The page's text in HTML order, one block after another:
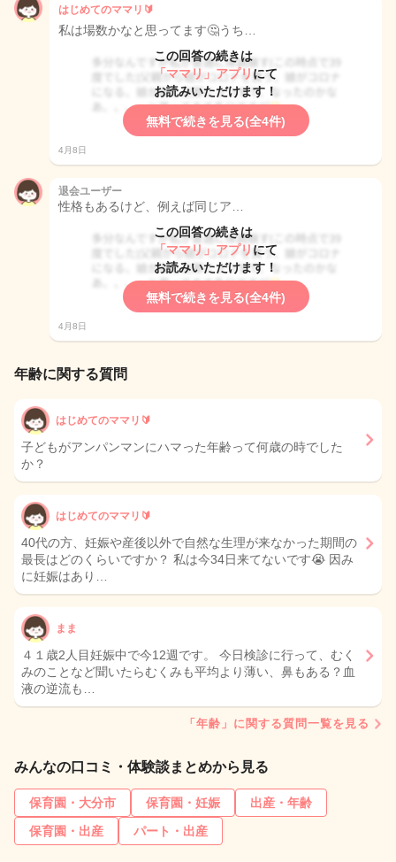
はじめてのママリ🔰
私は場数かなと思ってます🤔うち…
この回答の続きは
「ママリ」アプリ にて
お読みいただけます！
無料で続きを見る(全4件)
4月8日
退会ユーザー
性格もあるけど、例えば同じア…
この回答の続きは
「ママリ」アプリ にて
お読みいただけます！
無料で続きを見る(全4件)
4月8日
年齢に関する質問
はじめてのママリ🔰
子どもがアンパンマンにハマった年齢って何歳の時でした
か？
はじめてのママリ🔰
40代の方、妊娠や産後以外で自然な生理が来なかった期間の
最長はどのくらいですか？ 私は今34日来てないです😭 因み
に妊娠はあり…
まま
４１歳2人目妊娠中で今12週です。 今日検診に行って、むく
みのことなど聞いたらむくみも平均より薄い、鼻もある？血
液の逆流も…
「年齢」に関する質問一覧を見る
みんなの口コミ・体験談まとめから見る
保育園・大分市 保育園・妊娠
出産・年齢
保育園・出産
パート・出産